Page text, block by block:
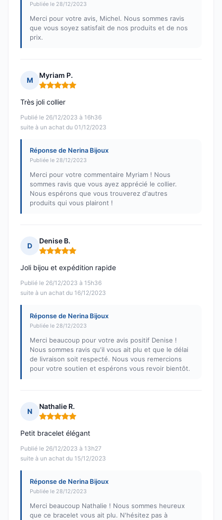
Publiée le 28/12/2023
Merci pour votre avis, Michel. Nous sommes ravis
que vous soyez satisfait de nos produits et de nos
prix.
M
Myriam P.
Note : 5 sur 5
Publié le 26/12/2023 à 16h36
suite à un achat du 01/12/2023
Très joli collier
Réponse de Nerina Bijoux
Publiée le 28/12/2023
Merci pour votre commentaire Myriam ! Nous
sommes ravis que vous ayez apprécié le collier.
Nous espérons que vous trouverez d'autres
produits qui vous plairont !
D
Denise B.
Note : 5 sur 5
Publié le 26/12/2023 à 15h36
suite à un achat du 16/12/2023
Joli bijou et expédition rapide
Réponse de Nerina Bijoux
Publiée le 28/12/2023
Merci beaucoup pour votre avis positif Denise !
Nous sommes ravis qu'il vous ait plu et que le délai
de livraison soit respecté. Nous vous remercions
pour votre soutien et espérons vous revoir bientôt.
N
Nathalie R.
Note : 5 sur 5
Publié le 26/12/2023 à 13h27
suite à un achat du 15/12/2023
Petit bracelet élégant
Réponse de Nerina Bijoux
Publiée le 28/12/2023
Merci beaucoup Nathalie ! Nous sommes heureux
que ce bracelet vous ait plu. N'hésitez pas à